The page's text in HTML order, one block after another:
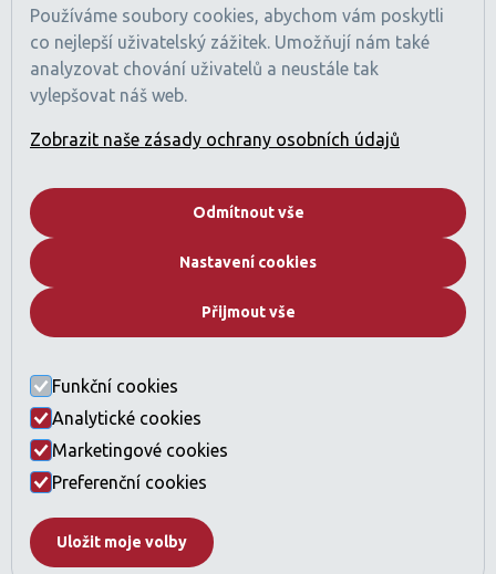
Dubaj, SAE
Číslo obchodní licence: 1470425
Registrace RERA: 49189
Obchodní registr: 2529912
Licencovaná činnost: Zprostředkování nákupu a prodeje
nemovitostí
s požadavky regulací SAE).
Kdo jsme
Developeři
Právní ustanovení a GDPR
Licence a compliance
Nastavení cookies
© 2026 DubaiReality.cz, s.r.o. - Všechna práva vyhrazena
Používáme soubory cookies, abychom vám poskytli
co nejlepší uživatelský zážitek. Umožňují nám také
analyzovat chování uživatelů a neustále tak
vylepšovat náš web.
Zobrazit naše zásady ochrany osobních údajů
Odmítnout vše
Nastavení cookies
Přijmout vše
Funkční cookies
Analytické cookies
Marketingové cookies
Preferenční cookies
Uložit moje volby